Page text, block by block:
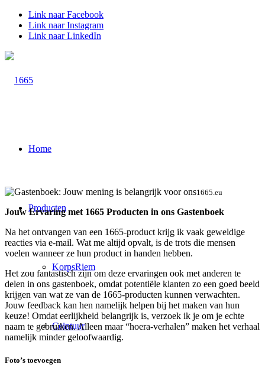
Link naar Facebook
Link naar Instagram
Link naar LinkedIn
Home
Producten
KorpsRiem
Ceintuur
1665.eu
Jouw Ervaring met 1665 Producten in ons Gastenboek
Na het ontvangen van een 1665-product krijg ik vaak geweldige
reacties via e-mail. Wat me altijd opvalt, is de trots die mensen
voelen wanneer ze hun product in handen hebben.
Het zou fantastisch zijn om deze ervaringen ook met anderen te
delen in ons gastenboek, omdat potentiële klanten zo een goed beeld
krijgen van wat ze van de 1665-producten kunnen verwachten.
Jouw feedback kan hen namelijk helpen bij het maken van hun
keuze! Omdat eerlijkheid belangrijk is, verzoek ik je om je echte
naam te gebruiken. Alleen maar “hoera-verhalen” maken het verhaal
namelijk minder geloofwaardig.
Foto’s toevoegen